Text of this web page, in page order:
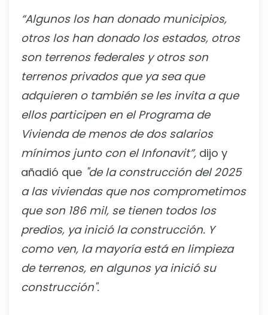
“Algunos los han donado municipios,
otros los han donado los estados, otros
son terrenos federales y otros son
terrenos privados que ya sea que
adquieren o también se les invita a que
ellos participen en el Programa de
Vivienda de menos de dos salarios
mínimos junto con el Infonavit”, dijo y
añadió que "de la construcción del 2025
a las viviendas que nos comprometimos
que son 186 mil, se tienen todos los
predios, ya inició la construcción. Y
como ven, la mayoría está en limpieza
de terrenos, en algunos ya inició su
construcción".